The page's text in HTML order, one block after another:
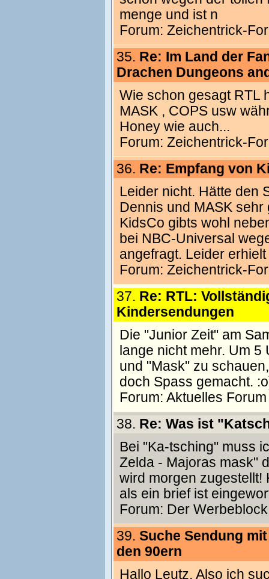
menge und ist n
Forum: Zeichentrick-
35. Re: Im Land der
Drachen Dungeons
Wie schon gesagt RTL
MASK , COPS usw
Honey wie auch...
Forum: Zeichentrick-
36. Re: Empfang von
Leider nicht. Hätte den
Dennis und MASK
KidsCo gibts wohl
bei NBC-Universal
angefragt. Leider
Forum: Zeichentrick-
37. Re: RTL:
Kindersendungen
Die "Junior Zeit" am
lange nicht mehr. Um
und "Mask" zu
doch Spass gemacht.
Forum: Aktuelles Forum
38. Re: Was ist
Bei "Ka-tsching" muss
Zelda - Majoras mask"
wird morgen zugestellt!
als ein brief ist
Forum: Der Werbeblock
39. Suche Sendung
den 90ern
Hallo Leutz, Also ich